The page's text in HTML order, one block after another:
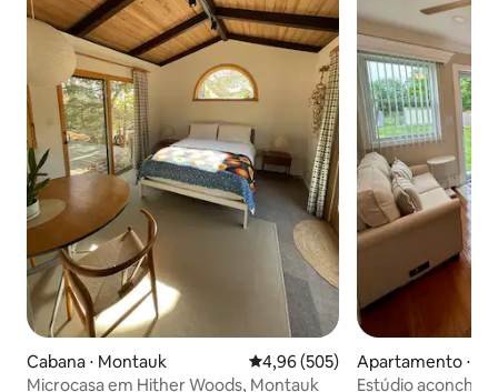
Cabana ⋅ Montauk 4,96 de uma avaliação média de
4,96 (505)
Microcasa em Hither Woods, Montauk
Apartamento ⋅
Estúdio